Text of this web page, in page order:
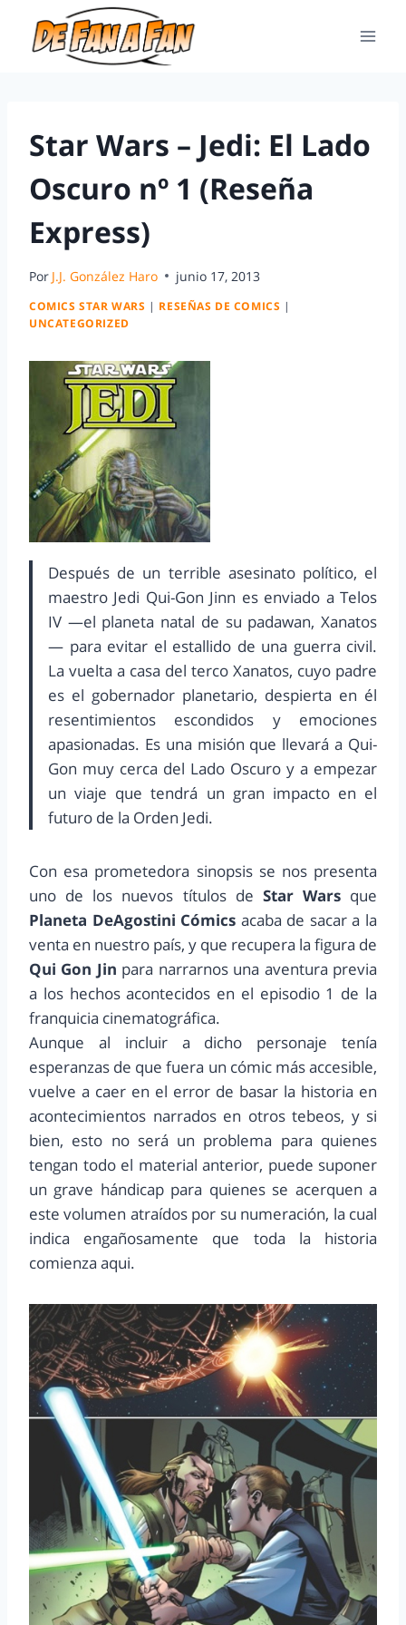
Star Wars – Jedi: El Lado
Oscuro nº 1 (Reseña
Express)
Por J.J. González Haro junio 17, 2013
COMICS STAR WARS | RESEÑAS DE COMICS |
UNCATEGORIZED
Después de un terrible asesinato político, el
maestro Jedi Qui-Gon Jinn es enviado a Telos
IV —el planeta natal de su padawan, Xanatos
— para evitar el estallido de una guerra civil.
La vuelta a casa del terco Xanatos, cuyo padre
es el gobernador planetario, despierta en él
resentimientos escondidos y emociones
apasionadas. Es una misión que llevará a Qui-
Gon muy cerca del Lado Oscuro y a empezar
un viaje que tendrá un gran impacto en el
futuro de la Orden Jedi.
Con esa prometedora sinopsis se nos presenta
uno de los nuevos títulos de Star Warsque
Planeta DeAgostini Cómics acaba de sacar a la
venta en nuestro país, y que recupera la figura de
Qui Gon Jin para narrarnos una aventura previa
a los hechos acontecidos en el episodio 1 de la
franquicia cinematográfica.
Aunque al incluir a dicho personaje tenía
esperanzas de que fuera un cómic más accesible,
vuelve a caer en el error de basar la historia en
acontecimientos narrados en otros tebeos, y si
bien, esto no será un problema para quienes
tengan todo el material anterior, puede suponer
un grave hándicap para quienes se acerquen a
este volumen atraídos por su numeración, la cual
indica engañosamente que toda la historia
comienza aqui.